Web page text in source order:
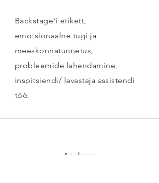
Backstage'i etikett,
emotsionaalne tugi ja
meeskonnatunnetus,
probleemide lahendamine,
inspitsiendi/ lavastaja assistendi
töö.
Aadress